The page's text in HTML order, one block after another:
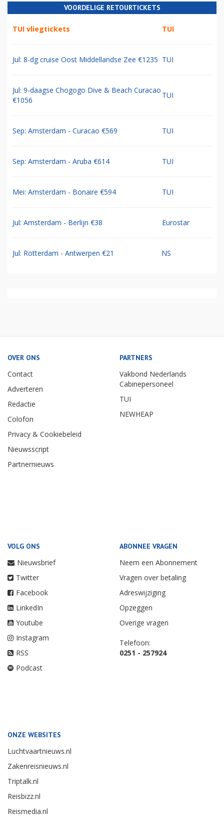
VOORDELIGE RETOURTICKETS
TUI vliegtickets TUI
Jul: 8-dg cruise Oost Middellandse Zee €1235 TUI
Jul: 9-daagse Chogogo Dive & Beach Curacao
€1056
TUI
Sep: Amsterdam - Curacao €569 TUI
Sep: Amsterdam - Aruba €614 TUI
Mei: Amsterdam - Bonaire €594 TUI
Jul: Amsterdam - Berlijn €38 Eurostar
Jul: Rotterdam - Antwerpen €21 NS
OVER ONS
Contact
Adverteren
Redactie
Colofon
Privacy & Cookiebeleid
Nieuwsscript
Partnernieuws
PARTNERS
Vakbond Nederlands
Cabinepersoneel
TUI
NEWHEAP
VOLG ONS
Nieuwsbrief
Twitter
Facebook
LinkedIn
Youtube
Instagram
RSS
Podcast
ABONNEE VRAGEN
Neem een Abonnement
Vragen over betaling
Adreswijziging
Opzeggen
Overige vragen
Telefoon:
0251 - 257924
ONZE WEBSITES
Luchtvaartnieuws.nl
Zakenreisnieuws.nl
Triptalk.nl
Reisbizz.nl
Reismedia.nl